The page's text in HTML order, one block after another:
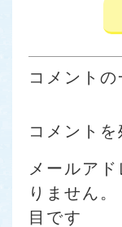
コメントの
コメントを
メールア
りません。
目です